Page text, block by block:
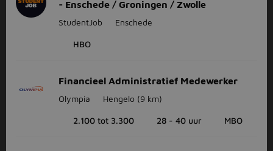
- Enschede / Groningen / Zwolle
StudentJob Enschede
HBO
Financieel Administratief Medewerker
Olympia Hengelo (9 km)
2.100 tot 3.300 28 - 40 uur MBO